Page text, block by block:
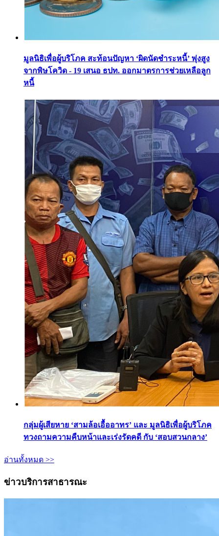
มูลนิธิเพื่อผู้บริโภค สะท้อนปัญหา ‘ผิดนัดชำระหนี้’ พุ่งสูง
จากพิษโควิด - 19 เสนอ ธปท. ออกมาตรการช่วยเหลือลูก
หนี้
กลุ่มผู้เสียหาย ‘สามล้อเอื้ออาทร’ และ มูลนิธิเพื่อผู้บริโภค
ทวงถามความคืบหน้าและเร่งรัดคดี กับ ‘สอบสวนกลาง’
อ่านทั้งหมด >>
ข่าวบริการสาธารณะ